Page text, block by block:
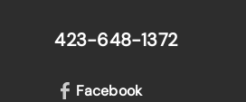
423-648-1372
Facebook